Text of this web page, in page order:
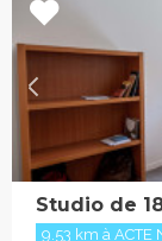
Studio de
9.53 km à ACTE